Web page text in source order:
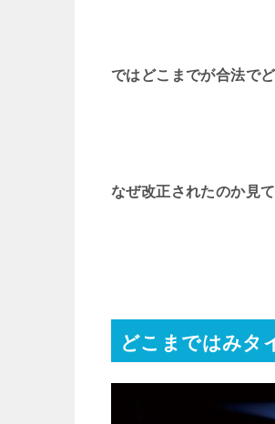
ではどこまでが合法で
なぜ改正されたのか見て
どこまではみタ